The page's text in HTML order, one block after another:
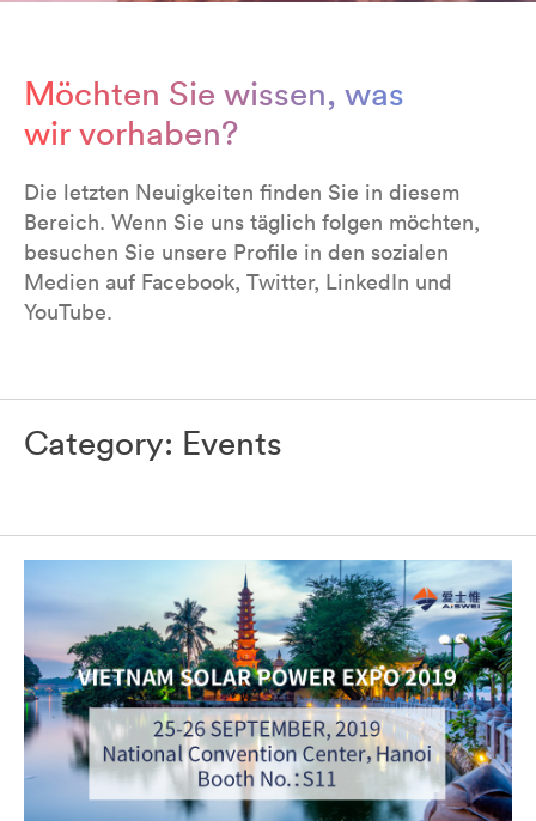
Möchten Sie wissen, was
wir vorhaben?
Die letzten Neuigkeiten finden Sie in diesem
Bereich. Wenn Sie uns täglich folgen möchten,
besuchen Sie unsere Profile in den sozialen
Medien auf Facebook, Twitter, LinkedIn und
YouTube.
Category: Events